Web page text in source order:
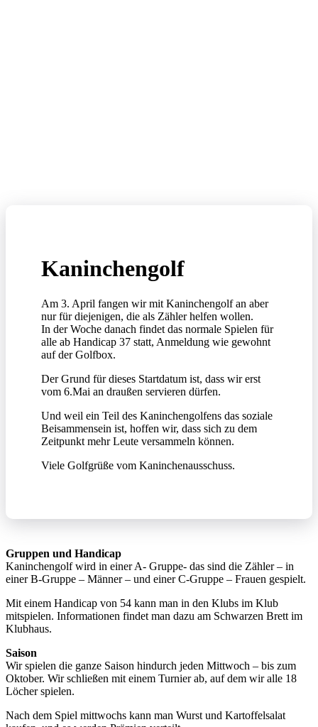
Kaninchengolf
Am 3. April fangen wir mit Kaninchengolf an aber
nur für diejenigen, die als Zähler helfen wollen.
In der Woche danach findet das normale Spielen für
alle ab Handicap 37 statt, Anmeldung wie gewohnt
auf der Golfbox.
Der Grund für dieses Startdatum ist, dass wir erst
vom 6.Mai an draußen servieren dürfen.
Und weil ein Teil des Kaninchengolfens das soziale
Beisammensein ist, hoffen wir, dass sich zu dem
Zeitpunkt mehr Leute versammeln können.
Viele Golfgrüße vom Kaninchenausschuss.
Gruppen und Handicap
Kaninchengolf wird in einer A- Gruppe- das sind die Zähler – in
einer B-Gruppe – Männer – und einer C-Gruppe – Frauen gespielt.
Mit einem Handicap von 54 kann man in den Klubs im Klub
mitspielen. Informationen findet man dazu am Schwarzen Brett im
Klubhaus.
Saison
Wir spielen die ganze Saison hindurch jeden Mittwoch – bis zum
Oktober. Wir schließen mit einem Turnier ab, auf dem wir alle 18
Löcher spielen.
Nach dem Spiel mittwochs kann man Wurst und Kartoffelsalat